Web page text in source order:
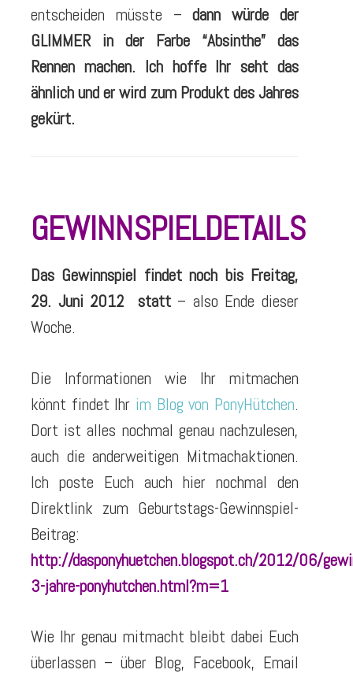
entscheiden müsste –dann würde der
GLIMMER in der Farbe “Absinthe” das
Rennen machen. Ich hoffe Ihr seht das
ähnlich und er wird zum Produkt des Jahres
gekürt.
GEWINNSPIELDETAILS
Das Gewinnspiel findet noch bis Freitag,
29. Juni 2012
statt– also Ende dieser
Woche.
Die Informationen wie Ihr mitmachen
könnt findet Ihr im Blog von PonyHütchen.
Dort ist alles nochmal genau nachzulesen,
auch die anderweitigen Mitmachaktionen.
Ich poste Euch auch hier nochmal den
Direktlink zum Geburtstags-Gewinnspiel-
Beitrag:
http://dasponyhuetchen.blogspot.ch/2012/06/
3-jahre-ponyhutchen.html?m=1
Wie Ihr genau mitmacht bleibt dabei Euch
überlassen – über Blog, Facebook, Email